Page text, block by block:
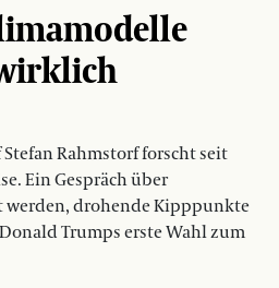
Rahmstorf forscht seit
Ein Gespräch über
drohende Kipppunkte
Trumps erste Wahl zum